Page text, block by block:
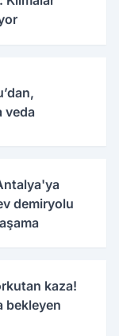
veda
demiryolu
kaza!
bekleyen